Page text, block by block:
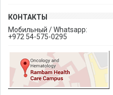
КОНТАКТЫ
Мобильный / Whatsapp:
+972 54-575-0295